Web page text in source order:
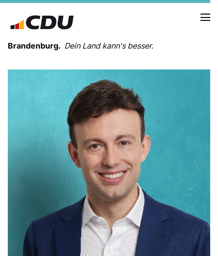
Brandenburg. Dein Land kann's besser.
MELDUNGEN
TERMINE
LANDESVORSTAND
LANDESGESCHÄFTSSTELLE
ORGANISATION
KREISVERBÄNDE
VEREINIGUNGEN UND SONDERORGANISATIONEN
LANDESFACHAUSSCHÜSSE
SATZUNG
PARTEIGESCHICHTE
PARTEIGERICHT
IM LANDTAG